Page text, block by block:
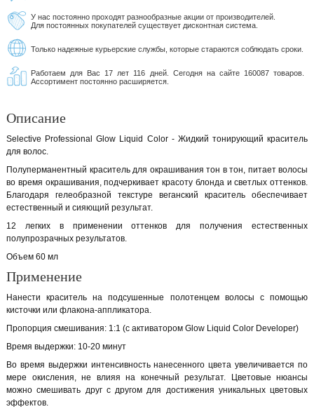
У нас постоянно проходят разнообразные акции от производителей.
Для постоянных покупателей существует дисконтная система.
Только надежные курьерские службы, которые стараются соблюдать сроки.
Работаем для Вас 17 лет 116 дней. Сегодня на сайте 160087 товаров.
Ассортимент постоянно расширяется.
Описание
Selective Professional Glow Liquid Color - Жидкий тонирующий краситель
для волос.
Полуперманентный краситель для окрашивания тон в тон, питает волосы
во время окрашивания, подчеркивает красоту блонда и светлых оттенков.
Благодаря гелеобразной текстуре веганский краситель обеспечивает
естественный и сияющий результат.
12 легких в применении оттенков для получения естественных
полупрозрачных результатов.
Объем 60 мл
Применение
Нанести краситель на подсушенные полотенцем волосы с помощью
кисточки или флакона-аппликатора.
Пропорция смешивания: 1:1 (с активатором Glow Liquid Color Developer)
Время выдержки: 10-20 минут
Во время выдержки интенсивность нанесенного цвета увеличивается по
мере окисления, не влияя на конечный результат. Цветовые нюансы
можно смешивать друг с другом для достижения уникальных цветовых
эффектов.